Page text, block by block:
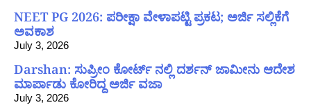
NEET PG 2026: ಪರೀಕ್ಷಾ ವೇಳಾಪಟ್ಟಿ ಪ್ರಕಟ; ಅರ್ಜಿ ಸಲ್ಲಿಕೆಗೆ
ಅವಕಾಶ
July 3, 2026
Darshan: ಸುಪ್ರೀಂ ಕೋರ್ಟ್ ನಲ್ಲಿ ದರ್ಶನ್ ಜಾಮೀನು ಆದೇಶ
ಮಾರ್ಪಾಡು ಕೋರಿದ್ದ ಅರ್ಜಿ ವಜಾ
July 3, 2026